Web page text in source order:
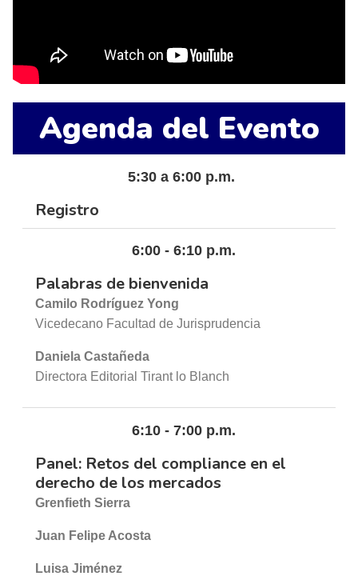
Agenda del Evento
5:30 a 6:00 p.m.
Registro
6:00 - 6:10 p.m.
Palabras de bienvenida
Camilo Rodríguez Yong
Vicedecano Facultad de Jurisprudencia
Daniela Castañeda
Directora Editorial Tirant lo Blanch
6:10 - 7:00 p.m.
Panel: Retos del compliance en el
derecho de los mercados
Grenfieth Sierra
Juan Felipe Acosta
Luisa Jiménez